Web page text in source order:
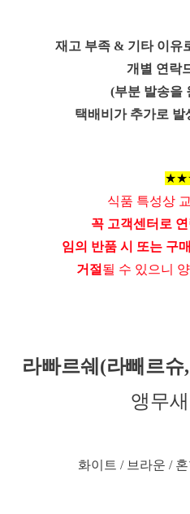
재고 부족 & 기타 이유
개별 연락
(부분 발송을
택배비가 추가로 발
식품 특성상
꼭 고객센터로
임의 반품 시 또는 구
거절 될 수 있으니
라빠르쉐(라빼르
앵무
화이트 / 브라운 /